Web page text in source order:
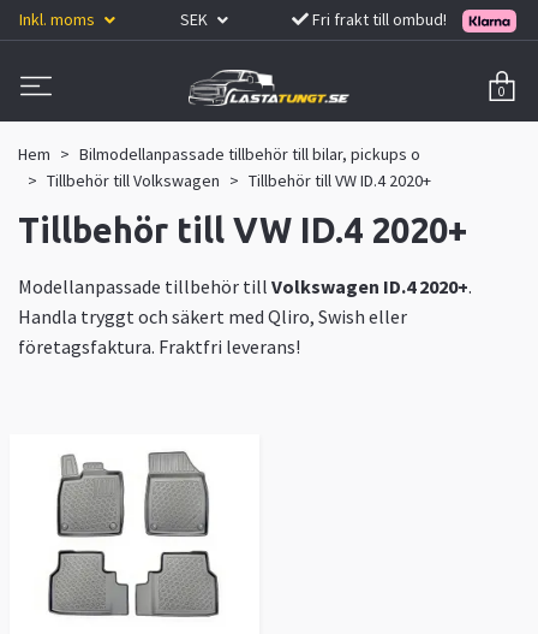
Inkl. moms SEK Fri frakt till ombud!
0
Hem
Bilmodellanpassade tillbehör till bilar, pickups o
Tillbehör till Volkswagen
Tillbehör till VW ID.4 2020+
Tillbehör till VW ID.4 2020+
Modellanpassade tillbehör till Volkswagen ID.4 2020+.
Handla tryggt och säkert med Qliro, Swish eller
företagsfaktura. Fraktfri leverans!